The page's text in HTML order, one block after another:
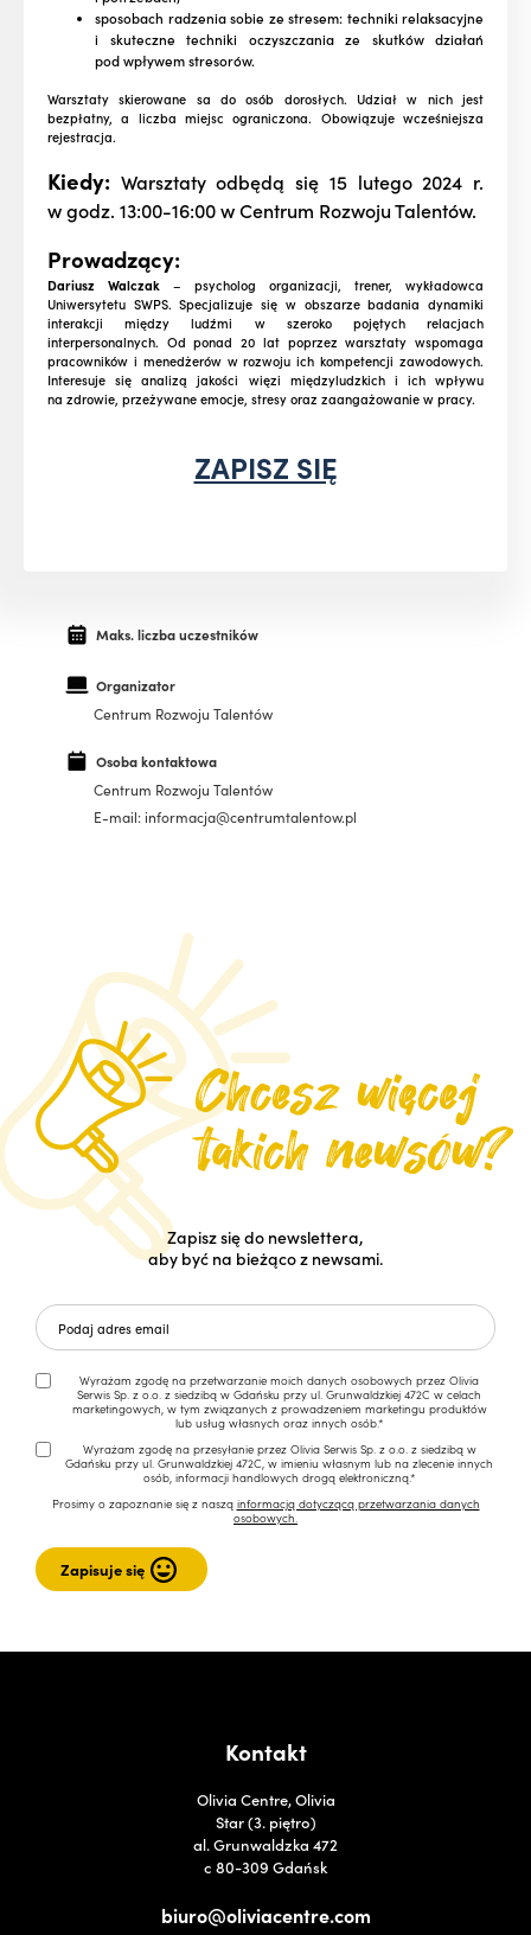
sposobach radzenia sobie ze stresem: techniki relaksacyjne
i skuteczne techniki oczyszczania ze skutków działań
pod wpływem stresorów.
Warsztaty skierowane sa do osób dorosłych. Udział w nich jest
bezpłatny, a liczba miejsc ograniczona. Obowiązuje wcześniejsza
rejestracja.
Kiedy: Warsztaty odbędą się 15 lutego 2024 r.
w godz. 13:00-16:00 w Centrum Rozwoju Talentów.
Prowadzący:
Dariusz Walczak– psycholog organizacji, trener, wykładowca
Uniwersytetu SWPS. Specjalizuje się w obszarze badania dynamiki
interakcji między ludźmi w szeroko pojętych relacjach
interpersonalnych. Od ponad 20 lat poprzez warsztaty wspomaga
pracowników i menedżerów w rozwoju ich kompetencji zawodowych.
Interesuje się analizą jakości więzi międzyludzkich i ich wpływu
na zdrowie, przeżywane emocje, stresy oraz zaangażowanie w pracy.
ZAPISZ SIĘ
Maks. liczba uczestników
Organizator
Centrum Rozwoju Talentów
Osoba kontaktowa
Centrum Rozwoju Talentów
E-mail: informacja@centrumtalentow.pl
Zapisz się do newslettera,
aby być na bieżąco z newsami.
Wyrażam zgodę na przetwarzanie moich danych osobowych przez Olivia
Serwis Sp. z o.o. z siedzibą w Gdańsku przy ul. Grunwaldzkiej 472C w celach
marketingowych, w tym związanych z prowadzeniem marketingu produktów
lub usług własnych oraz innych osób.*
Wyrażam zgodę na przesyłanie przez Olivia Serwis Sp. z o.o. z siedzibą w
Gdańsku przy ul. Grunwaldzkiej 472C, w imieniu własnym lub na zlecenie innych
osób, informacji handlowych drogą elektroniczną.*
Prosimy o zapoznanie się z naszą informacją dotyczącą przetwarzania danych
osobowych.
Kontakt
Olivia Centre, Olivia
Star (3. piętro)
al. Grunwaldzka 472
c 80-309 Gdańsk
biuro@oliviacentre.com